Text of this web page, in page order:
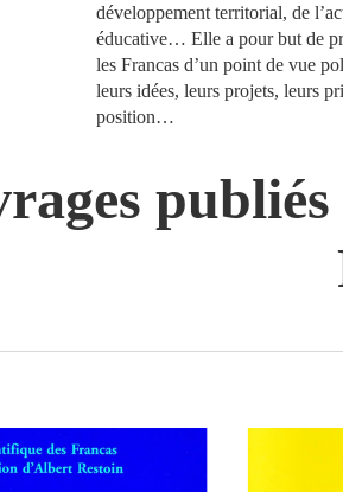
développement territorial, de
éducative… Elle a pour but de
les Francas d’un point de vue
leurs idées, leurs projets, leurs
position…